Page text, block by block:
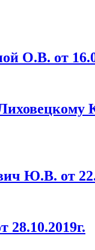
О.В. от
Ю.В. от